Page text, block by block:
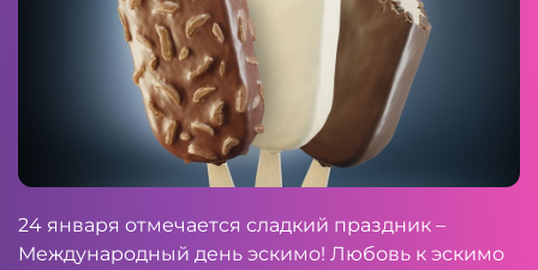
24 января отмечается сладкий праздник –
Международный день эскимо! Любовь к эскимо